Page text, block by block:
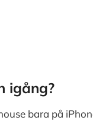
igång?
bara på